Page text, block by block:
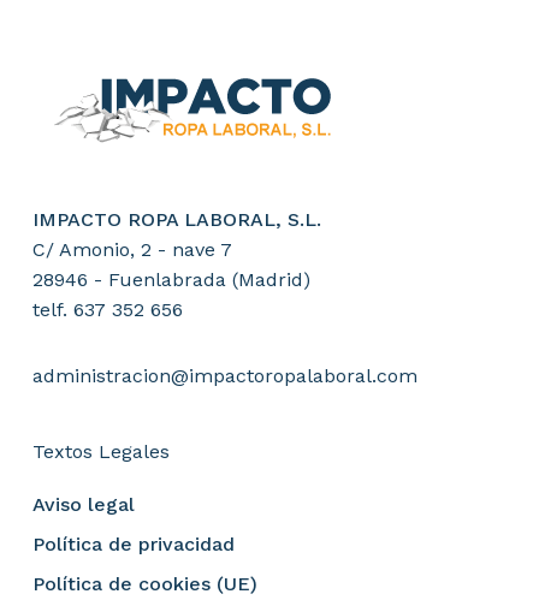
IMPACTO ROPA LABORAL, S.L.
C/ Amonio, 2 - nave 7
28946 - Fuenlabrada (Madrid)
telf. 637 352 656
administracion@impactoropalaboral.com
Textos Legales
Aviso legal
Política de privacidad
Política de cookies (UE)